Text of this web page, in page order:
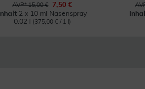
AVP* 15,00 €
7,50 €
Inhalt 2 x 10 ml Nasenspray
0.02 l
(375,00 € / 1 l)